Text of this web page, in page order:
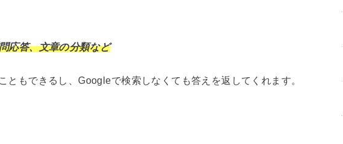
応答、文章の分類など
ともできるし、Googleで検索しなくても答えを返してくれます。